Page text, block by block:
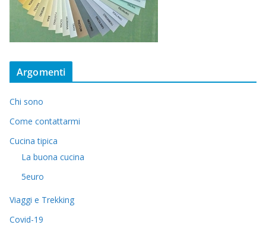
Argomenti
Chi sono
Come contattarmi
Cucina tipica
La buona cucina
5euro
Viaggi e Trekking
Covid-19